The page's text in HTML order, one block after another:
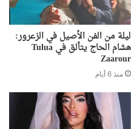
ليلة من الفن الأصيل في الزعرور:
هشام الحاج يتألق في Tulua
Zaarour
منذ 6 أيام